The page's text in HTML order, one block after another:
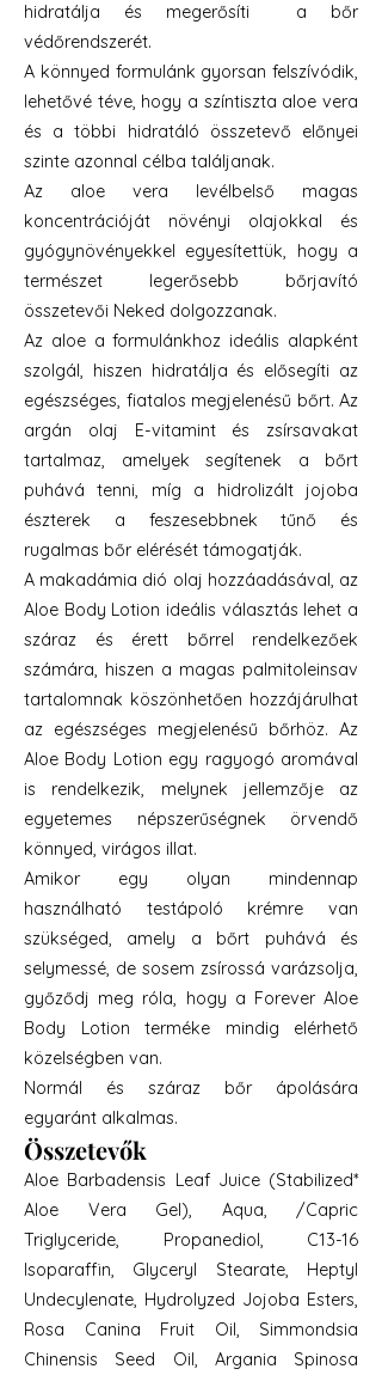
hidratálja és megerősíti a bőr
védőrendszerét.
A könnyed formulánk gyorsan felszívódik,
lehetővé téve, hogy a színtiszta aloe vera
és a többi hidratáló összetevő előnyei
szinte azonnal célba találjanak.
Az aloe vera levélbelső magas
koncentrációját növényi olajokkal és
gyógynövényekkel egyesítettük, hogy a
természet legerősebb bőrjavító
összetevői Neked dolgozzanak.
Az aloe a formulánkhoz ideális alapként
szolgál, hiszen hidratálja és elősegíti az
egészséges, fiatalos megjelenésű bőrt. Az
argán olaj E-vitamint és zsírsavakat
tartalmaz, amelyek segítenek a bőrt
puhává tenni, míg a hidrolizált jojoba
észterek a feszesebbnek tűnő és
rugalmas bőr elérését támogatják.
A makadámia dió olaj hozzáadásával, az
Aloe Body Lotion ideális választás lehet a
száraz és érett bőrrel rendelkezőek
számára, hiszen a magas palmitoleinsav
tartalomnak köszönhetően hozzájárulhat
az egészséges megjelenésű bőrhöz. Az
Aloe Body Lotion egy ragyogó aromával
is rendelkezik, melynek jellemzője az
egyetemes népszerűségnek örvendő
könnyed, virágos illat.
Amikor egy olyan mindennap
használható testápoló krémre van
szükséged, amely a bőrt puhává és
selymessé, de sosem zsírossá varázsolja,
győződj meg róla, hogy a Forever Aloe
Body Lotion terméke mindig elérhető
közelségben van.
Normál és száraz bőr ápolására
egyaránt alkalmas.
Összetevők
Aloe Barbadensis Leaf Juice (Stabilized*
Aloe Vera Gel), Aqua, /Capric
Triglyceride, Propanediol, C13-16
Isoparaffin, Glyceryl Stearate, Heptyl
Undecylenate, Hydrolyzed Jojoba Esters,
Rosa Canina Fruit Oil, Simmondsia
Chinensis Seed Oil, Argania Spinosa